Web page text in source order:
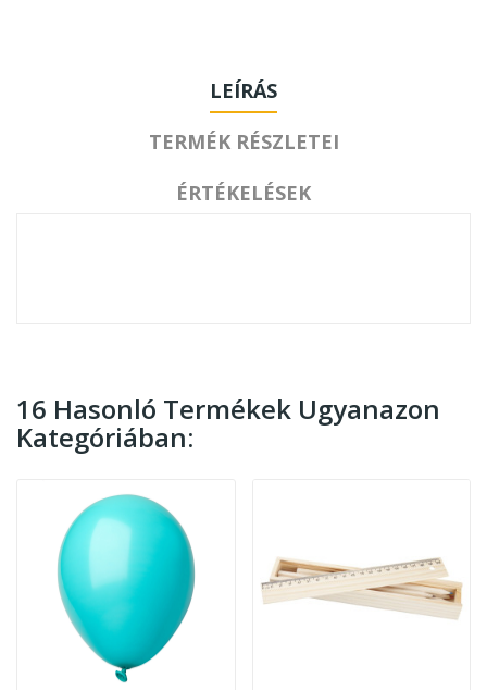
LEÍRÁS
TERMÉK RÉSZLETEI
ÉRTÉKELÉSEK
16 Hasonló Termékek Ugyanazon
Kategóriában: